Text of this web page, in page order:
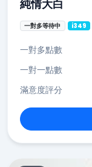
純情大白
一對多等待中 i349
一對多點數
一對一點數
滿意度評分